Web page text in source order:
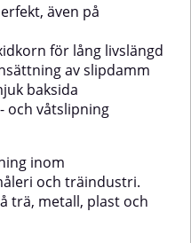
även på
för lång livslängd
av slipdamm
baksida
och våtslipning
inom
och träindustri.
trä, metall, plast och